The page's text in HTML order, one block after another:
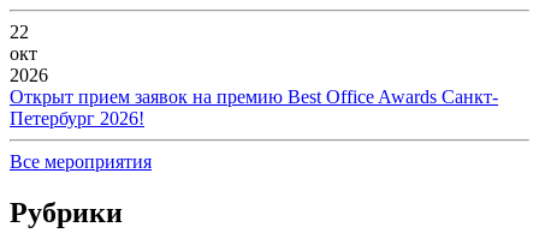
22
окт
2026
Открыт прием заявок на премию Best Office Awards Санкт-
Петербург 2026!
Все мероприятия
Рубрики